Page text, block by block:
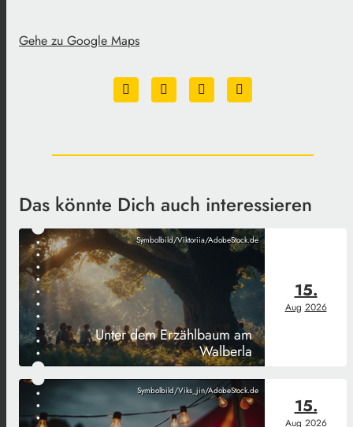
Gehe zu Google Maps
Das könnte Dich auch interessieren
Symbolbild/Viktoriia/AdobeStock.de
Unter dem Erzählbaum am
Walberla
15.
Aug 2026
Symbolbild/Viks_jin/AdobeStock.de
15.
Aug 2026